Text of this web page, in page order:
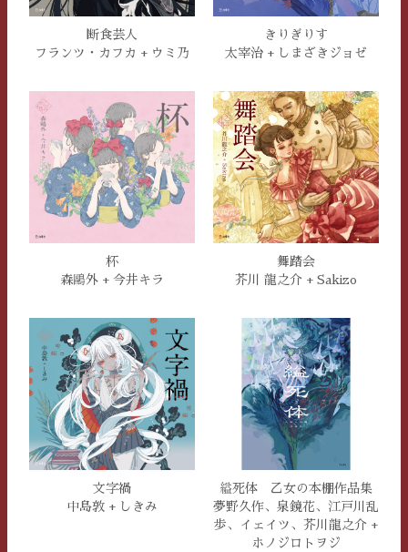
断食芸人
フランツ・カフカ + ウミ乃
きりぎりす
太宰治 + しまざきジョゼ
杯
森鷗外 + 今井キラ
舞踏会
芥川 龍之介 + Sakizo
文字禍
中島敦 + しきみ
縊死体 乙女の本棚作品集
夢野久作、泉鏡花、江戸川乱
歩、イェイツ、芥川龍之介 +
ホノジロトヲジ